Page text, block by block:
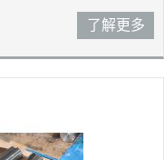
了解更多